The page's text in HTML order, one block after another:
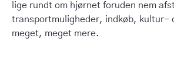
lige rundt om hjørnet foruden nem
transportmuligheder, indkøb, kultur-
meget, meget mere.